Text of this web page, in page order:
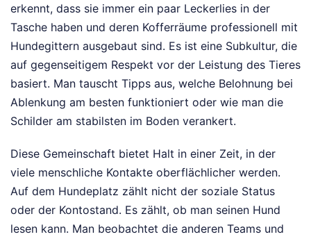
erkennt, dass sie immer ein paar Leckerlies in der
Tasche haben und deren Kofferräume professionell mit
Hundegittern ausgebaut sind. Es ist eine Subkultur, die
auf gegenseitigem Respekt vor der Leistung des Tieres
basiert. Man tauscht Tipps aus, welche Belohnung bei
Ablenkung am besten funktioniert oder wie man die
Schilder am stabilsten im Boden verankert.
Diese Gemeinschaft bietet Halt in einer Zeit, in der
viele menschliche Kontakte oberflächlicher werden.
Auf dem Hundeplatz zählt nicht der soziale Status
oder der Kontostand. Es zählt, ob man seinen Hund
lesen kann. Man beobachtet die anderen Teams und